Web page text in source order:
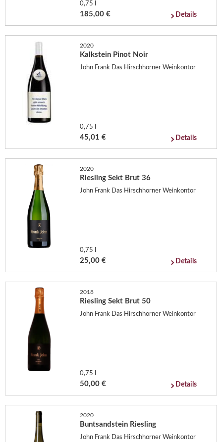
0,75 l
185,00 € Details
2020
Kalkstein Pinot Noir
John Frank Das Hirschhorner Weinkontor
0,75 l
45,01 € Details
2020
Riesling Sekt Brut 36
John Frank Das Hirschhorner Weinkontor
0,75 l
25,00 € Details
2018
Riesling Sekt Brut 50
John Frank Das Hirschhorner Weinkontor
0,75 l
50,00 € Details
2020
Buntsandstein Riesling
John Frank Das Hirschhorner Weinkontor